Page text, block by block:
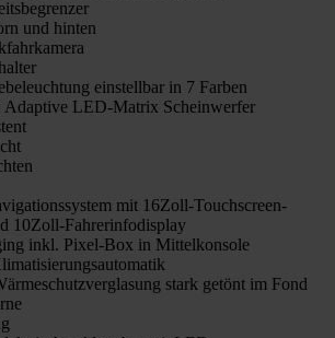
und hinten
einstellbar in 7 Farben
LED-Matrix Scheinwerfer
mit 16Zoll-Touchscreen-
10Zoll-Fahrerinfodisplay
inkl. Pixel-Box in Mittelkonsole
stark getönt im Fond